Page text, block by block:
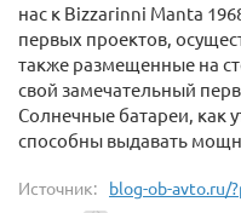
нас к Bizzarinni Manta
первых проектов,
также размещенные на
свой замечательный
Солнечные батареи, как
способны выдавать
Источник: blog-ob-avto.ru/